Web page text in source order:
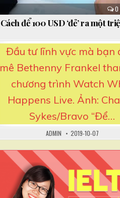
0
Cách để 100 USD ‘đẻ’ ra một
Đầu tư lĩnh vực mà bạn
mê Bethenny Frankel
chương trình Watch
Happens Live. Ảnh:
Sykes/Bravo “Để…
ADMIN 2019-10-07
Posted
in